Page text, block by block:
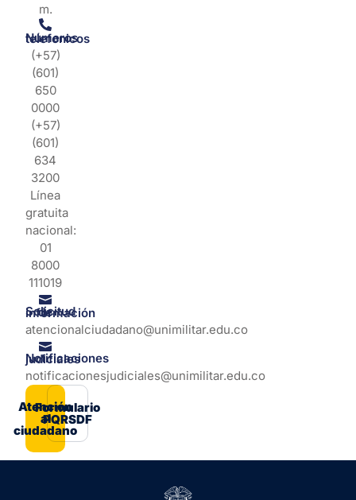
m.
Números telefonicos
(+57)
(601)
650
0000
(+57)
(601)
634
3200
Línea
gratuita
nacional:
01
8000
111019
Solicitud de información
atencionalciudadano@unimilitar.edu.co
Notificaciones judiciales
notificacionesjudiciales@unimilitar.edu.co
Atención
al
ciudadano
Formulario
PQRSDF